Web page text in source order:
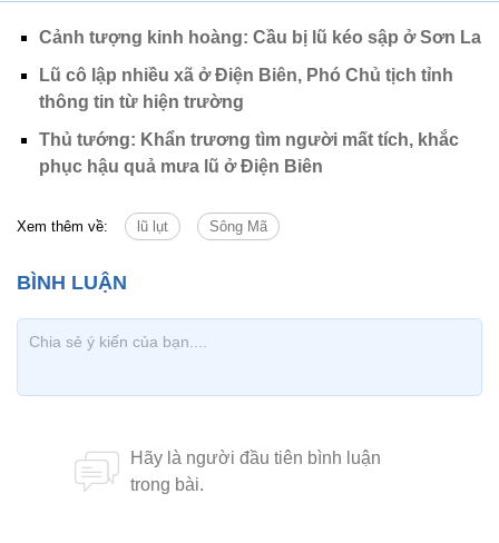
Cảnh tượng kinh hoàng: Cầu bị lũ kéo sập ở Sơn La
Lũ cô lập nhiều xã ở Điện Biên, Phó Chủ tịch tỉnh
thông tin từ hiện trường
Thủ tướng: Khẩn trương tìm người mất tích, khắc
phục hậu quả mưa lũ ở Điện Biên
Xem thêm về: lũ lụt Sông Mã